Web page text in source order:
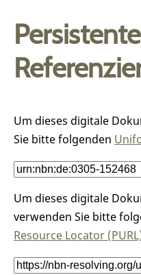
Persistente
Um dieses digitale
Sie bitte folgenden
Um dieses digitale
verwenden Sie bitte
Resource Locator